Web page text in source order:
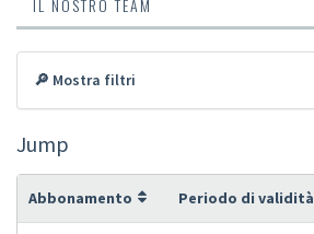
IL NOSTRO TEAM
🔎 Mostra filtri
Jump
Abbonamento Periodo di validità